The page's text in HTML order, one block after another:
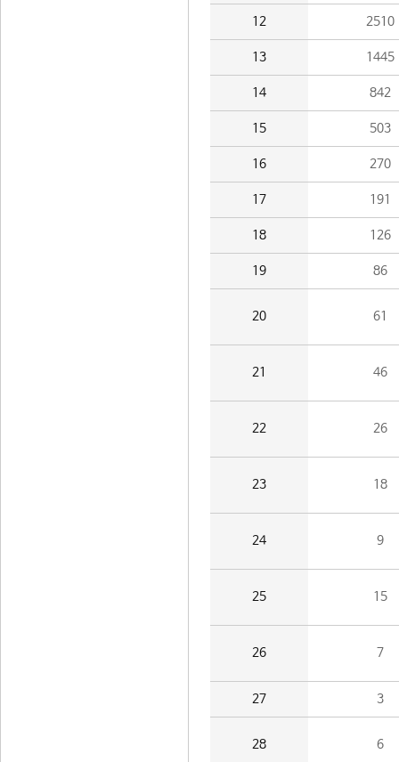
12 2510
13 1445
14 842
15 503
16 270
17 191
18 126
19 86
20 61
21 46
22 26
23 18
24 9
25 15
26 7
27 3
28 6